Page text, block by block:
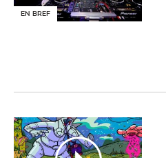
EN BREF